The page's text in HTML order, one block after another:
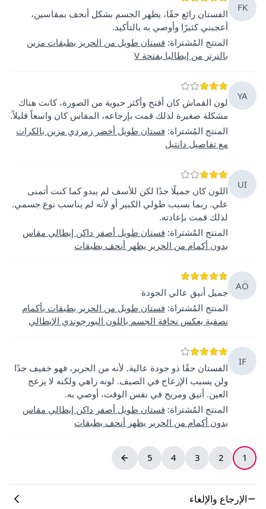
FK
الفستان رائع حقًا، يظهر الجسم بشكل أنحف بمقاسين،
أعجبني كثيرًا وأوصي به بالتأكيد.
المنتج المُشتراة: فستان طويل من الحرير بطبقات مزين
بالترتر من إيطاليا بفتحة V
YA
لون القماش كان أفتح وأكثر حيوية من الصورة، كانت هناك
مشكلة صغيرة لذلك قمت بإرجاعه، المقاس كان واسعاً قليلاً.
المنتج المُشتراة: فستان طويل أخضر زمردي مزين بالكرات
مع تفاصيل دانتيل
UI
اللون كان جميلًا جدًا لكن للأسف لم يبدو كما كنت أتمنى
علي. ربما بسبب طولي الكبير أو لأنه لم يناسب نوع جسمي.
لذلك قمت بإعادته.
المنتج المُشتراة: فستان طويل أصفر داكن إيطالي مقاس
بدون أكمام من الحرير يظهر أنحف بطبقات
AÖ
جميل أنيق عالي الجودة
المنتج المُشتراة: فستان طويل من الحرير بطبقات بأكمام
نصفية يعكس نحافة الجسم باللون البورجوندي الإيطالي
IF
الفستان حقًا ذو جودة عالية. لأنه من الحرير، فهو خفيف جدًا
ولن يسبب الإزعاج في الصيف. لونه زاهي ولكنه لا يزعج
العين. أنيق ومريح في نفس الوقت، أوصي به.
المنتج المُشتراة: فستان طويل أصفر داكن إيطالي مقاس
بدون أكمام من الحرير يظهر أنحف بطبقات
1
2
3
4
5
الإرجاع والإلغاء